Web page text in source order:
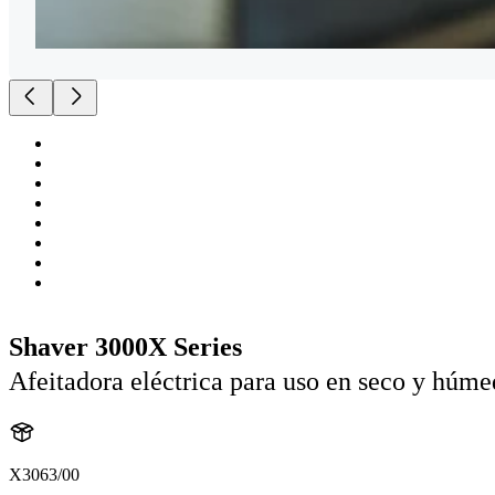
Shaver 3000X Series
Afeitadora eléctrica para uso en seco y
X3063/00